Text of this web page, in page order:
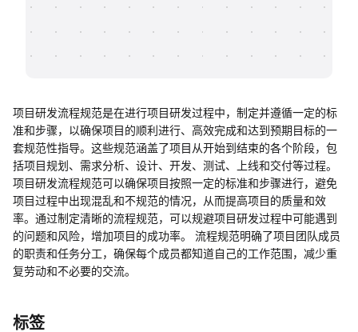
知识分享社区
项目研发流程规范是在进行项目研发过程中，制定并遵循一定的标
准和步骤，以确保项目的顺利进行、高效完成和达到预期目标的一
套规范性指导。这些规范涵盖了项目从开始到结束的各个阶段，包
括项目规划、需求分析、设计、开发、测试、上线和交付等过程。
项目研发流程规范可以确保项目按照一定的标准和步骤进行，避免
项目过程中出现混乱和不规范的情况，从而提高项目的质量和效
率。通过制定清晰的流程规范，可以规避项目研发过程中可能遇到
的问题和风险，增加项目的成功率。 流程规范明确了项目团队成员
的职责和任务分工，确保每个成员都知道自己的工作范围，减少重
复劳动和不必要的交流。
标签